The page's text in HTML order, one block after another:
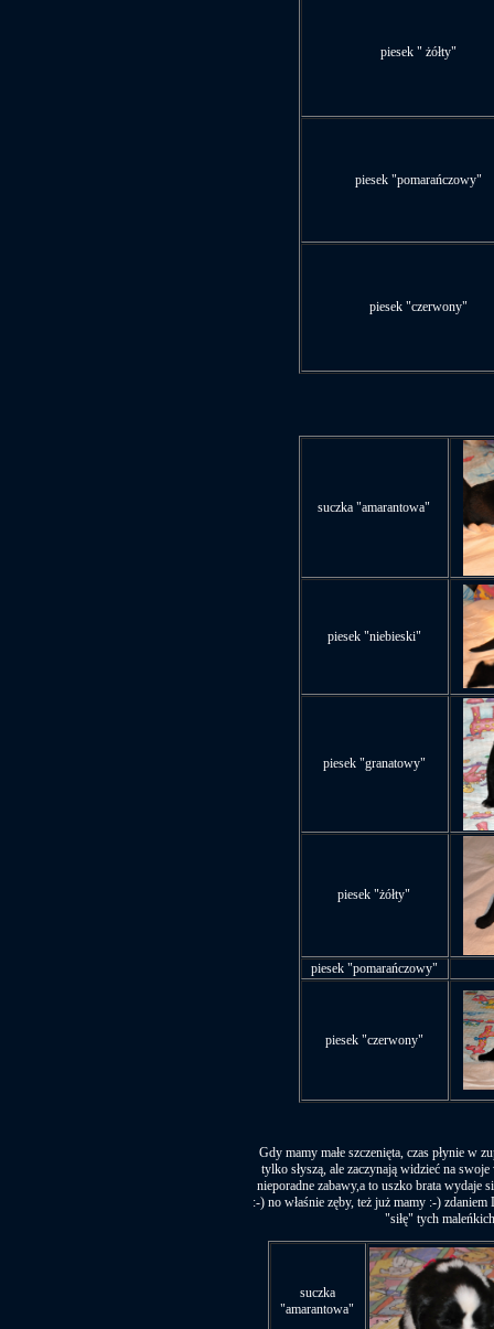
piesek " żółty"
piesek "pomarańczowy"
piesek "czerwony"
suczka "amarantowa"
piesek "niebieski"
piesek "granatowy"
piesek "żółty"
piesek "pomarańczowy"
piesek "czerwony"
Gdy mamy małe szczenięta, czas płynie w
tylko słyszą, ale zaczynają widzieć na
nieporadne zabawy,a to uszko brata wydaje
:-) no właśnie zęby, też już mamy :-)
"siłę" tych
suczka
"amarantowa"